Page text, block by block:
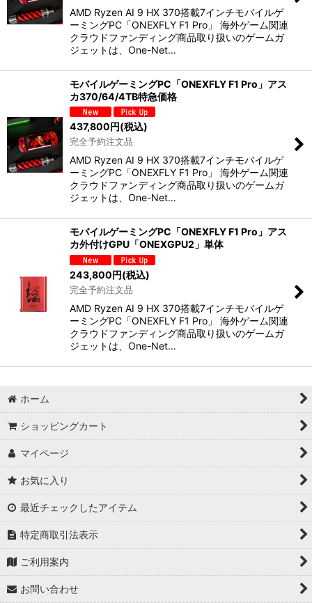
AMD Ryzen AI 9 HX 370搭載7インチモバイルゲ
ーミングPC「ONEXFLY F1 Pro」 海外ゲーム関連
クラウドファンディング商品取り扱いのゲームガ
ジェットは、One-Net…
モバイルゲーミングPC「ONEXFLY F1 Pro」アス
カ370/64/4TB特急価格
437,800円(税込)
完全予約注文品
AMD Ryzen AI 9 HX 370搭載7インチモバイルゲ
ーミングPC「ONEXFLY F1 Pro」 海外ゲーム関連
クラウドファンディング商品取り扱いのゲームガ
ジェットは、One-Net…
モバイルゲーミングPC「ONEXFLY F1 Pro」アス
カ外付けGPU「ONEXGPU2」単体
243,800円(税込)
完全予約注文品
AMD Ryzen AI 9 HX 370搭載7インチモバイルゲ
ーミングPC「ONEXFLY F1 Pro」 海外ゲーム関連
クラウドファンディング商品取り扱いのゲームガ
ジェットは、One-Net…
ホーム
ショッピングカート
マイページ
お気に入り
最近チェックしたアイテム
特定商取引法表示
ご利用案内
お問い合わせ